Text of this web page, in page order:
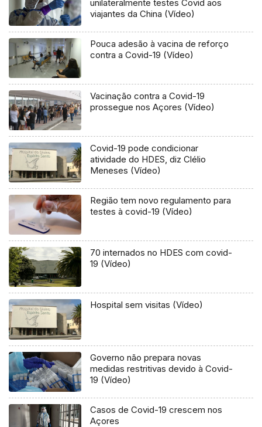
unilateralmente testes Covid aos
viajantes da China (Vídeo)
Pouca adesão à vacina de reforço
contra a Covid-19 (Vídeo)
Vacinação contra a Covid-19
prossegue nos Açores (Vídeo)
Covid-19 pode condicionar
atividade do HDES, diz Clélio
Meneses (Vídeo)
Região tem novo regulamento para
testes à covid-19 (Vídeo)
70 internados no HDES com covid-
19 (Vídeo)
Hospital sem visitas (Vídeo)
Governo não prepara novas
medidas restritivas devido à Covid-
19 (Vídeo)
Casos de Covid-19 crescem nos
Açores